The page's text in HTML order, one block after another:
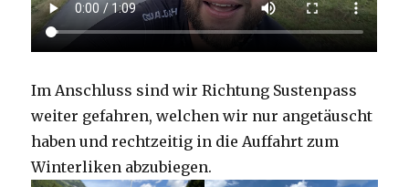
Im Anschluss sind wir Richtung Sustenpass
weiter gefahren, welchen wir nur angetäuscht
haben und rechtzeitig in die Auffahrt zum
Winterliken abzubiegen.